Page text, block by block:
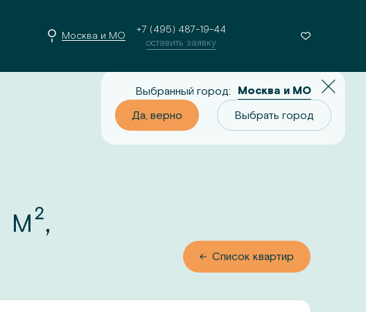
Москва и МО
+7 (495) 487-19-44
оставить заявку
м²,
Список квартир
Выбранный город: Москва и МО
Да, верно
Выбрать город Выбрать город